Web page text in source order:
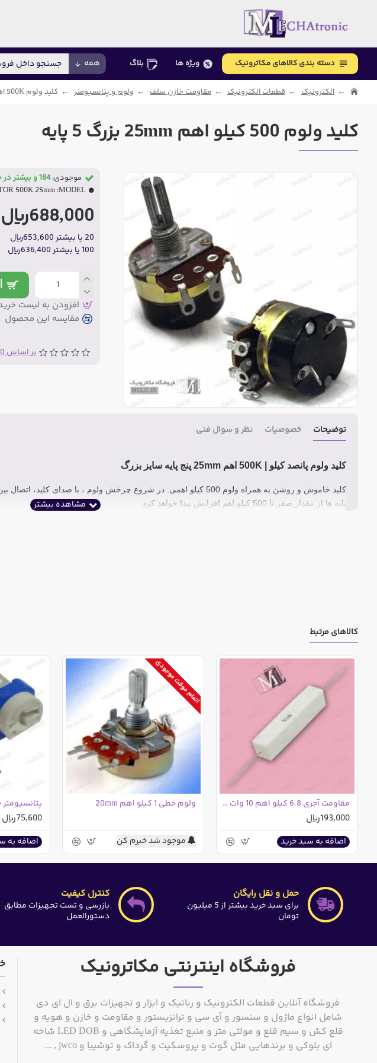
دسته بندی کالاهای مکاترونیک ویژه ها بلاگ همه
الکترونیک قطعات الکترونیک مقاومت خازن سلف ولوم و پتانسیومتر کلید ولوم 500K اهم 25mm بزرگ
کلید ولوم 500 کیلو اهم 25mm بزرگ 5 پایه
بر اساس 0 نظر
688,000ریال
20 یا بیشتر 653,600ریال
100 یا بیشتر 636,400ریال
موجودی: 184 و بیشتر در خرید عمده
MODEL:
500K 25mm
افزودن به لیست
مقایسه این محصول
توضیحات خصوصیات نظر و سوال فنی
کلید ولوم پانصد کیلو | 500K اهم 25mm پنج پایه سایز بزرگ
کلید خاموش و روشن به همراه ولوم 500 کیلو اهمی. در شروع چرخش ولوم ،
پایه ها از مقدار صفر تا 500 کیلو اهم افزایش پیدا خواهد کرد
کالاهای مرتبط
مقاومت آجری 6.8 کیلو اهم 10 وات 5% | 6K8
193,000ریال
اضافه به سبد خرید
اتمام موقت موجودی
ولوم خطی 1 کیلو اهم 20mm
موجود شد خبرم کن
پتانسیومتر
75,600ریال
اضافه به
حمل و نقل رایگان
برای سبد خرید بیشتر از 5 میلیون
تومان
کنترل کیفیت
بازرسی و تست تجهیزات مطابق
دستورالعمل
فروشگاه اینترنتی مکاترونیک
فروشگاه آنلاین قطعات الکترونیک و رباتیک و ابزار و تجهیزات برق و ال ای دی
شامل انواع ماژول و سنسور و آی سی و ترانزیستور و مقاومت و خازن و هویه و
قلع کش و سیم قلع و مولتی متر و منبع تغذیه آزمایشگاهی و LED DOB شاخه
ای بلوکی و برندهایی مثل گوت و پروسکیت و گرداک و توشیبا و jwco , ...